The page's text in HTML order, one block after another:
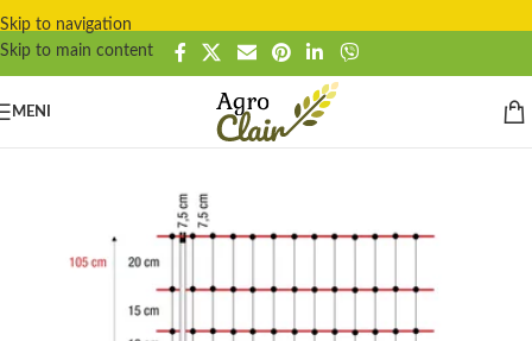
Skip to navigation
Skip to main content
MENI